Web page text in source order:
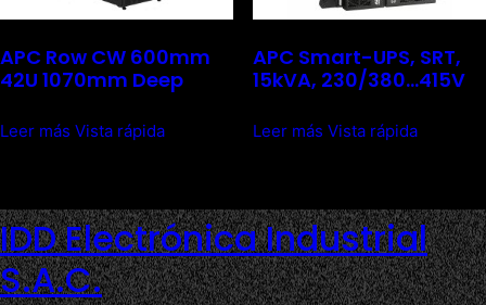
APC Row CW 600mm
42U 1070mm Deep
Leer más Vista rápida
APC Smart-UPS, SRT,
15kVA, 230/380…415V
Leer más Vista rápida
IDD Electrónica Industrial
S.A.C.